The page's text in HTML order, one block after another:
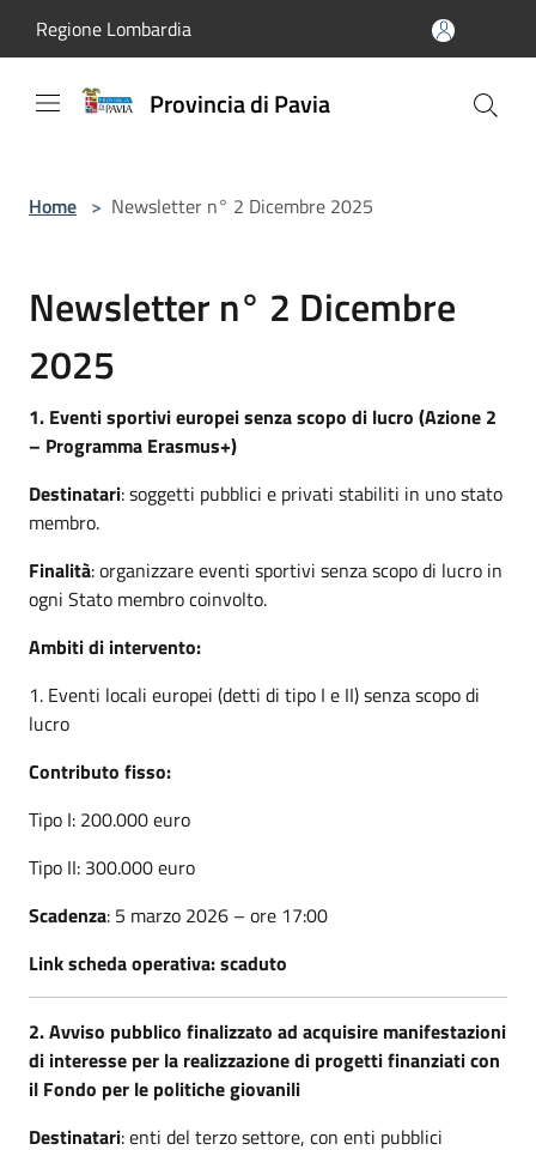
Regione Lombardia
Provincia di Pavia
Home > Newsletter n° 2 Dicembre 2025
Newsletter n° 2 Dicembre
2025
1. Eventi sportivi europei senza scopo di lucro (Azione 2
– Programma Erasmus+)
Destinatari: soggetti pubblici e privati stabiliti in uno stato
membro.
Finalità: organizzare eventi sportivi senza scopo di lucro in
ogni Stato membro coinvolto.
Ambiti di intervento:
1. Eventi locali europei (detti di tipo I e II) senza scopo di
lucro
Contributo fisso:
Tipo I: 200.000 euro
Tipo II: 300.000 euro
Scadenza: 5 marzo 2026 – ore 17:00
Link scheda operativa: scaduto
2. Avviso pubblico finalizzato ad acquisire manifestazioni
di interesse per la realizzazione di progetti finanziati con
il Fondo per le politiche giovanili
Destinatari: enti del terzo settore, con enti pubblici